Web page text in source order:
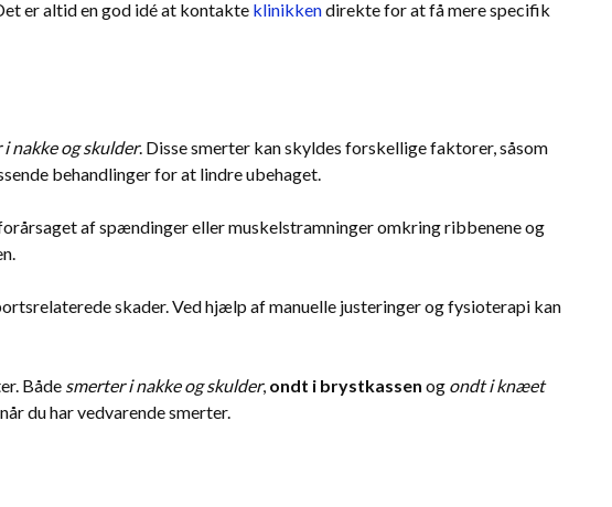
er altid en god idé at kontakte klinikkendirekte for at få mere specifik
nakke og skulder. Disse smerter kan skyldes forskellige faktorer, såsom
behandlinger for at lindre ubehaget.
af spændinger eller muskelstramninger omkring ribbenene og
skader. Ved hjælp af manuelle justeringer og fysioterapi kan
Både smerter i nakke og skulder, ondt i brystkassen og ondt i knæet
du har vedvarende smerter.